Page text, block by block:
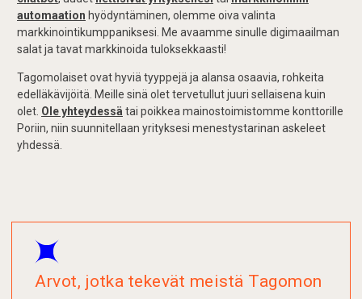
automaation hyödyntäminen, olemme oiva valinta
markkinointikumppaniksesi. Me avaamme sinulle digimaailman
salat ja tavat markkinoida tuloksekkaasti!
Tagomolaiset ovat hyviä tyyppejä ja alansa osaavia, rohkeita
edelläkävijöitä. Meille sinä olet tervetullut juuri sellaisena kuin
olet. Ole yhteydessä tai poikkea mainostoimistomme konttorille
Poriin, niin suunnitellaan yrityksesi menestystarinan askeleet
yhdessä.
Arvot, jotka tekevät meistä Tagomon